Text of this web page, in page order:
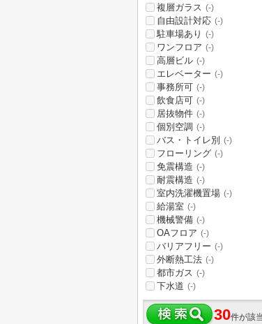
複層ガラス (-)
自由設計対応 (-)
駐車場あり (-)
ワンフロア (-)
高層ビル (-)
エレベーター (-)
事務所可 (-)
飲食店可 (-)
居抜物件 (-)
個別空調 (-)
バス・トイレ別 (-)
フローリング (-)
免震構造 (-)
耐震構造 (-)
室内洗濯機置場 (-)
給湯室 (-)
機械警備 (-)
OAフロア (-)
バリアフリー (-)
外断熱工法 (-)
都市ガス (-)
下水道 (-)
30件が該